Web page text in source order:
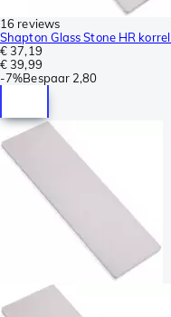
16 reviews
Shapton Glass Stone HR
€ 37,19
€ 39,99
-7%Bespaar 2,80